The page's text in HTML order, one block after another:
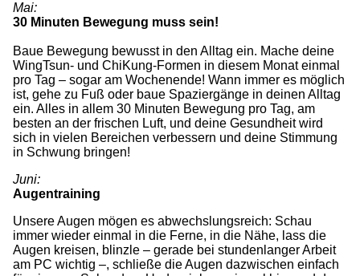
Mai:
30 Minuten Bewegung muss sein!
Baue Bewegung bewusst in den Alltag ein. Mache deine
WingTsun- und ChiKung-Formen in diesem Monat einmal
pro Tag – sogar am Wochenende! Wann immer es möglich
ist, gehe zu Fuß oder baue Spaziergänge in deinen Alltag
ein. Alles in allem 30 Minuten Bewegung pro Tag, am
besten an der frischen Luft, und deine Gesundheit wird
sich in vielen Bereichen verbessern und deine Stimmung
in Schwung bringen!
Juni:
Augentraining
Unsere Augen mögen es abwechslungsreich: Schau
immer wieder einmal in die Ferne, in die Nähe, lass die
Augen kreisen, blinzle – gerade bei stundenlanger Arbeit
am PC wichtig –, schließe die Augen dazwischen einfach